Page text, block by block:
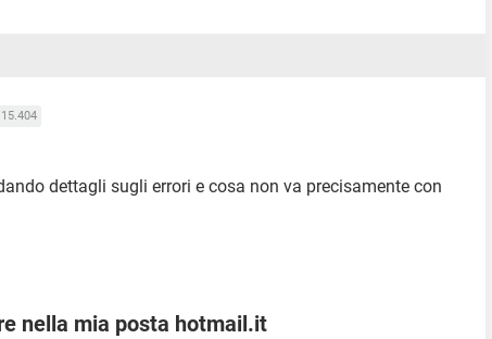
15.404
dettagli sugli errori e cosa non va precisamente con
nella mia posta hotmail.it